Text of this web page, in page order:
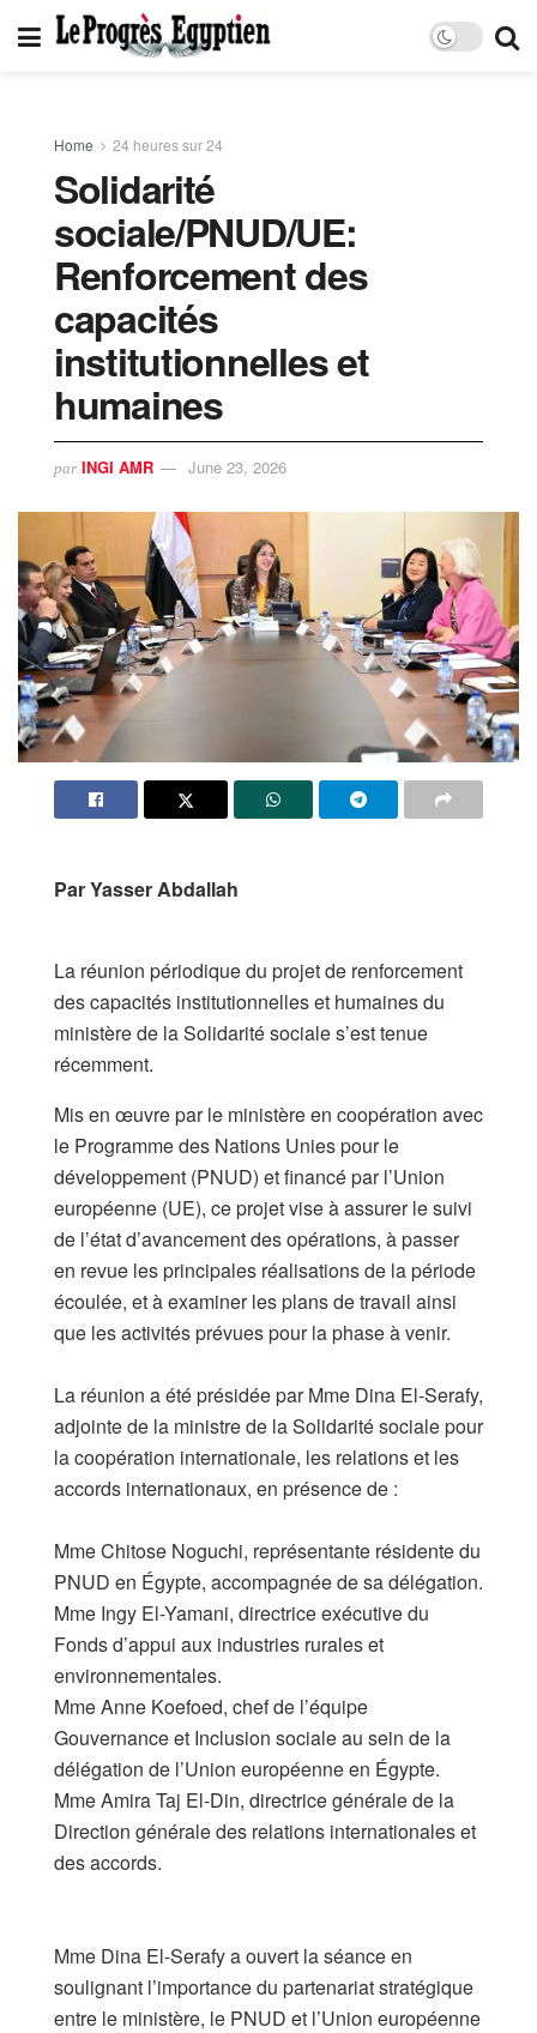
Home 24 heures sur 24
Solidarité
sociale/PNUD/UE:
Renforcement des
capacités
institutionnelles et
humaines
par INGI AMR June 23, 2026
Par Yasser Abdallah
​La réunion périodique du projet de renforcement
des capacités institutionnelles et humaines du
ministère de la Solidarité sociale s’est tenue
récemment.
Mis en œuvre par le ministère en coopération avec
le Programme des Nations Unies pour le
développement (PNUD) et financé par l’Union
européenne (UE), ce projet vise à assurer le suivi
de l’état d’avancement des opérations, à passer
en revue les principales réalisations de la période
écoulée, et à examiner les plans de travail ainsi
que les activités prévues pour la phase à venir.
​La réunion a été présidée par Mme Dina El-Serafy,
adjointe de la ministre de la Solidarité sociale pour
la coopération internationale, les relations et les
accords internationaux, en présence de :
​Mme Chitose Noguchi, représentante résidente du
PNUD en Égypte, accompagnée de sa délégation.
​Mme Ingy El-Yamani, directrice exécutive du
Fonds d’appui aux industries rurales et
environnementales.
​Mme Anne Koefoed, chef de l’équipe
Gouvernance et Inclusion sociale au sein de la
délégation de l’Union européenne en Égypte.
​Mme Amira Taj El-Din, directrice générale de la
Direction générale des relations internationales et
des accords.
​Mme Dina El-Serafy a ouvert la séance en
soulignant l’importance du partenariat stratégique
entre le ministère, le PNUD et l’Union européenne